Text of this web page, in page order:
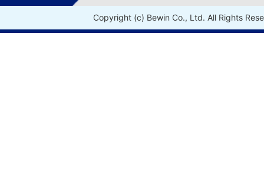
Copyright (c) Bewin Co., Ltd. All Rights